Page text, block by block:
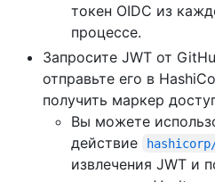
токен OIDC из
процессе.
Запросите JWT от
отправьте его в
получить маркер
Вы можете
действие
извлечения JWT и